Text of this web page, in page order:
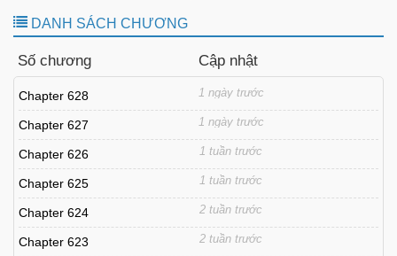
DANH SÁCH CHƯƠNG
Số chương Cập nhật
Chapter 628 1 ngày trước
Chapter 627 1 ngày trước
Chapter 626 1 tuần trước
Chapter 625 1 tuần trước
Chapter 624 2 tuần trước
Chapter 623 2 tuần trước